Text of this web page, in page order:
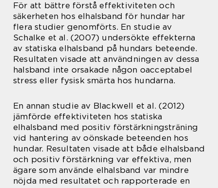
För att bättre förstå effektiviteten och
säkerheten hos elhalsband för hundar har
flera studier genomförts. En studie av
Schalke et al. (2007) undersökte effekterna
av statiska elhalsband på hundars beteende.
Resultaten visade att användningen av dessa
halsband inte orsakade någon oacceptabel
stress eller fysisk smärta hos hundarna.
En annan studie av Blackwell et al. (2012)
jämförde effektiviteten hos statiska
elhalsband med positiv förstärkningsträning
vid hantering av oönskade beteenden hos
hundar. Resultaten visade att både elhalsband
och positiv förstärkning var effektiva, men
ägare som använde elhalsband var mindre
nöjda med resultatet och rapporterade en